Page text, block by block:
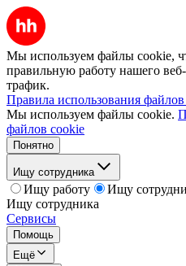
Мы используем файлы cookie,
правильную работу нашего
трафик.
Правила использования
Мы используем файлы cookie.
файлов cookie
Понятно
Ищу сотрудника
Ищу работу
Ищу
Ищу сотрудника
Сервисы
Помощь
Ещё